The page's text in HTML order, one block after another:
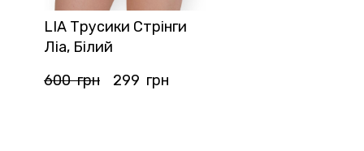
LIA Трусики Стрінги
Ліа, Білий
600  грн
299  грн